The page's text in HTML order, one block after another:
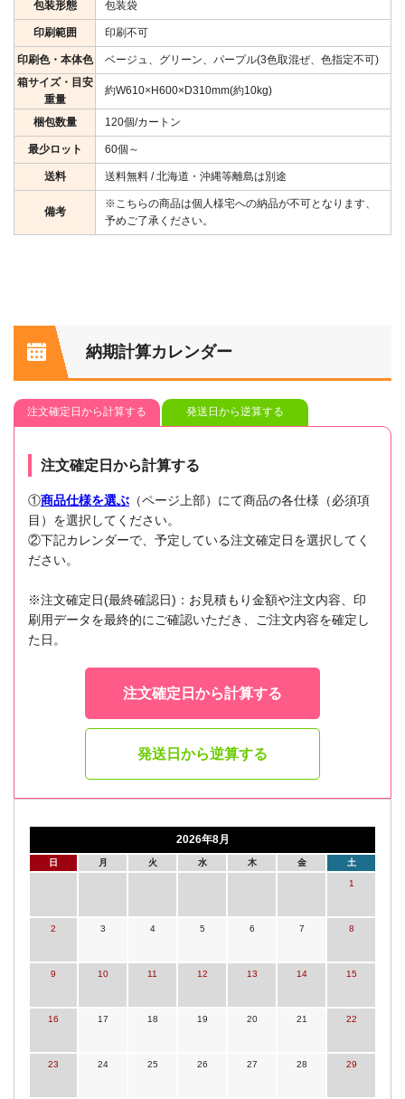
包装形態 包装袋
印刷範囲 印刷不可
印刷色・本体色
ベージュ、グリーン、パープル(3色取混ぜ、色指定不可)
箱サイズ・目安
重量
約W610×H600×D310mm(約10kg)
梱包数量 120個/カートン
最少ロット 60個～
送料 送料無料 / 北海道・沖縄等離島は別途
備考
※こちらの商品は個人様宅への納品が不可となります、
予めご了承ください。
納期計算カレンダー
注文確定日から計算する 発送日から逆算する
注文確定日から計算する
①商品仕様を選ぶ （ページ上部）にて商品の各仕様（必須項
目）を選択してください。
②下記カレンダーで、予定している注文確定日を選択してく
ださい。
※注文確定日(最終確認日)：お見積もり金額や注文内容、印
刷用データを最終的にご確認いただき、ご注文内容を確定し
た日。
注文確定日から計算する
発送日から逆算する
2026年8月
日 月 火 水 木 金 土
1
2 3 4 5 6 7 8
9 10 11 12 13 14 15
16 17 18 19 20 21 22
23 24 25 26 27 28 29